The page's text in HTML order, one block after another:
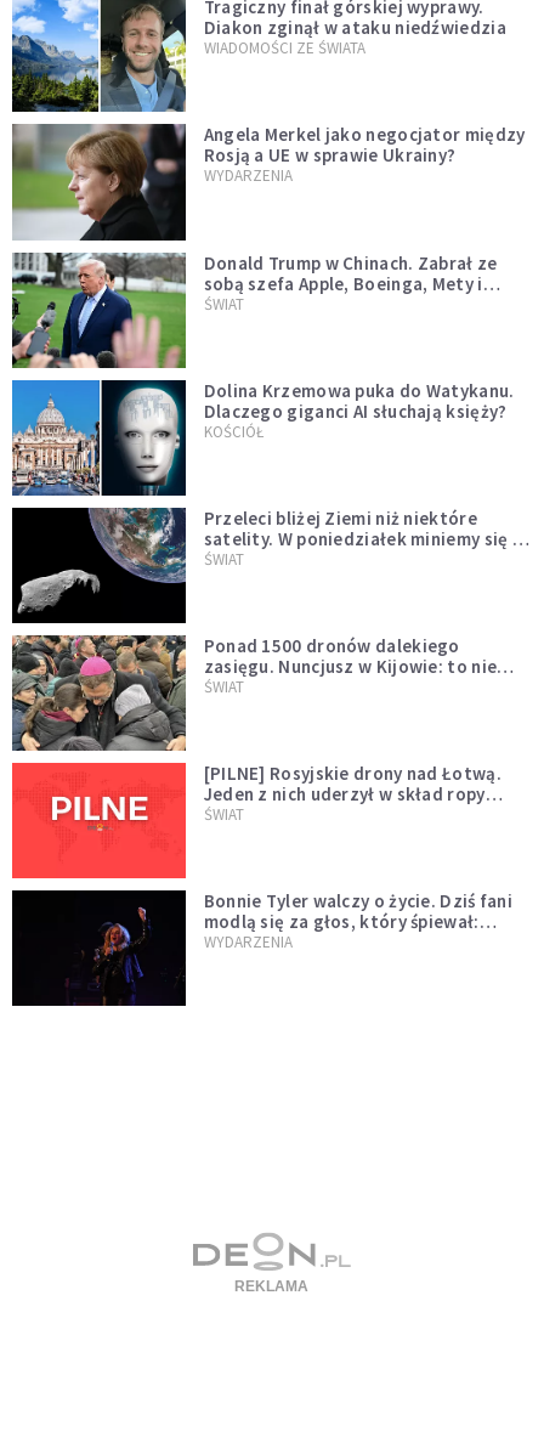
Tragiczny finał górskiej wyprawy.
Diakon zginął w ataku niedźwiedzia
WIADOMOŚCI ZE ŚWIATA
Angela Merkel jako negocjator między
Rosją a UE w sprawie Ukrainy?
WYDARZENIA
Donald Trump w Chinach. Zabrał ze
sobą szefa Apple, Boeinga, Mety i
Muska
ŚWIAT
Dolina Krzemowa puka do Watykanu.
Dlaczego giganci AI słuchają księży?
KOŚCIÓŁ
Przeleci bliżej Ziemi niż niektóre
satelity. W poniedziałek miniemy się z
asteroidą, która poprzedzi znacznie
ŚWIAT
Ponad 1500 dronów dalekiego
zasięgu. Nuncjusz w Kijowie: to nie
wygląda na wolę zakończenia wojny
ŚWIAT
[PILNE] Rosyjskie drony nad Łotwą.
Jeden z nich uderzył w skład ropy
naftowej
ŚWIAT
Bonnie Tyler walczy o życie. Dziś fani
modlą się za głos, który śpiewał:
"Lord, help me"
WYDARZENIA